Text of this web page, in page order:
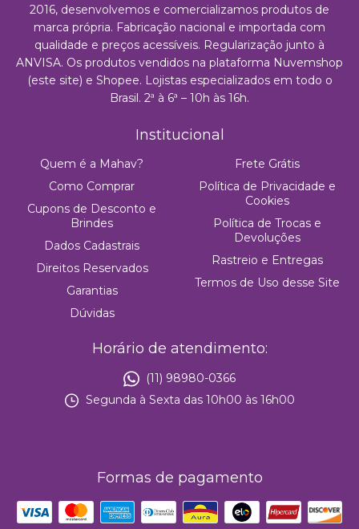
2016, desenvolvemos e comercializamos produtos de
marca própria. Fabricação nacional e importada com
qualidade e preços acessíveis. Regularização junto à
ANVISA. Os produtos vendidos na plataforma Nuvemshop
(este site) e Shopee. Lojistas especializados em todo o
Brasil. 2ª à 6ª – 10h às 16h.
Institucional
Quem é a Mahav?
Como Comprar
Cupons de Desconto e
Brindes
Dados Cadastrais
Direitos Reservados
Garantias
Dúvidas
Frete Grátis
Política de Privacidade e
Cookies
Política de Trocas e
Devoluções
Rastreio e Entregas
Termos de Uso desse Site
Horário de atendimento:
(11) 98980-0366
Segunda à Sexta das 10h00 às 16h00
Formas de pagamento